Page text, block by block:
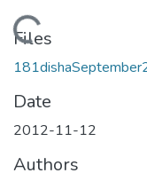
Loading...
Files
Date
2012-11-12
Authors